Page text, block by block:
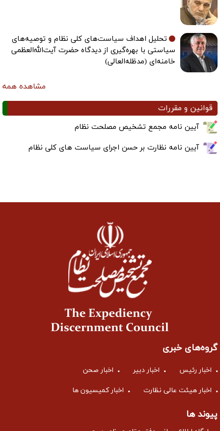
تحلیل اهداف سیاست‌های کلی نظام و توصیه‌های
سیاستی با بهره‌گیری از دیدگاه حضرت آیت‌الله‌العظمی
خامنه‌ای (مدظله‌العالی)
مشاهده همه
قوانین و مقررات
آیین نامه مجمع تشخیص مصلحت نظام
آیین نامه نظارت بر حسن اجرای سیاست های کلی نظام
گروه‌های خبری
اخبار رئیس اخبار دبیر اخبار صحن
اخبار هیئت عالی نظارت اخبار کمیسیون ها
پیوند ها